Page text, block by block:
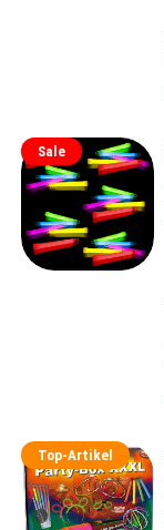
Sale
Top-Artikel